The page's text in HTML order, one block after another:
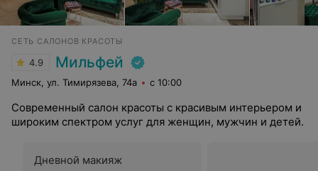
СЕТЬ САЛОНОВ КРАСОТЫ
4.9 Мильфей
Минск, ул. Тимирязева, 74а с 10:00
Современный салон красоты с красивым интерьером и
широким спектром услуг для женщин, мужчин и детей.
Дневной макияж